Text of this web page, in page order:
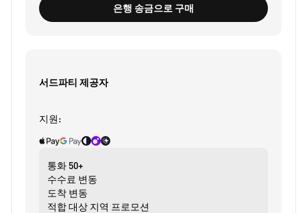
은행 송금으로 구매
서드파티 제공자
지원:
통화 50+
수수료 변동
도착 변동
적합 대상 지역 프로모션